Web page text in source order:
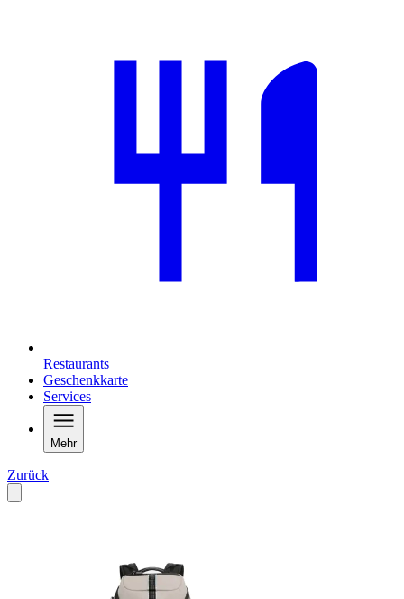
Restaurants
Geschenkkarte
Services
Mehr
Zurück